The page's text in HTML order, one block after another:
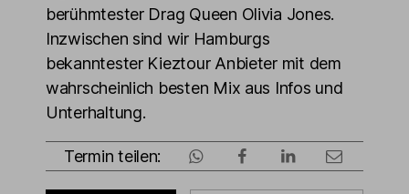
berühmtester Drag Queen Olivia Jones.
Inzwischen sind wir Hamburgs
bekanntester Kieztour Anbieter mit dem
wahrscheinlich besten Mix aus Infos und
Unterhaltung.
Termin teilen: